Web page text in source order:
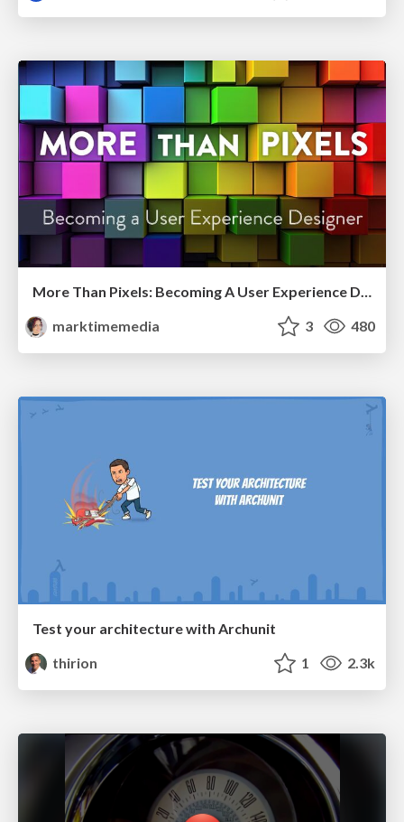
More Than Pixels: Becoming A User Experience Designer
marktimemedia
3 480
Test your architecture with Archunit
thirion
1 2.3k